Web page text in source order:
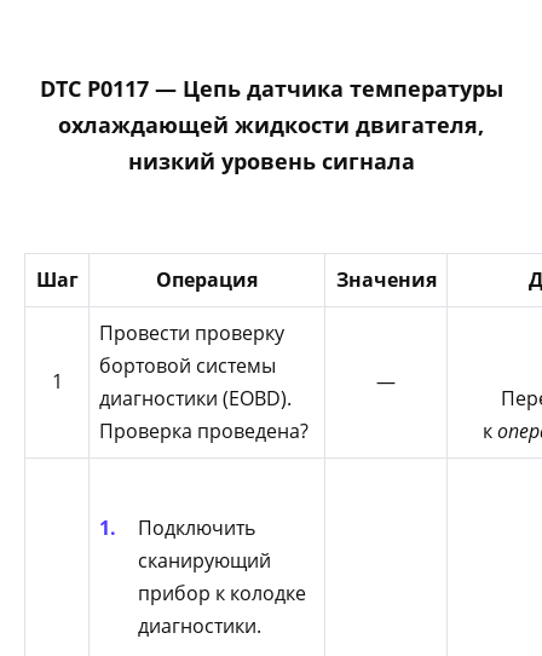
DTC P0117 — Цепь датчика температуры
охлаждающей жидкости двигателя,
низкий уровень сигнала
Шаг Операция Значения
1
Провести проверку
бортовой системы
диагностики (EOBD).
Проверка проведена?
—
к
Подключить
сканирующий
прибор к колодке
диагностики.